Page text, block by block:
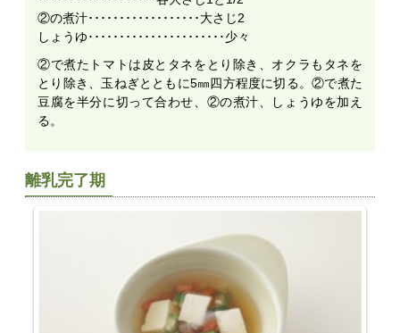
②の煮汁･･････････････････大さじ2
しょうゆ･･････････････････････少々
②で煮たトマトは皮とタネをとり除き、オクラもタネを
とり除き、玉ねぎとともに5㎜四方程度に切る。②で煮た
豆腐を半分に切って合わせ、②の煮汁、しょうゆを加え
る。
離乳完了期